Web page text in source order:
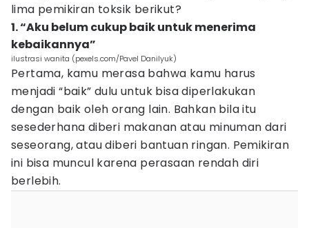
lima pemikiran toksik berikut?
1. “Aku belum cukup baik untuk menerima
kebaikannya”
ilustrasi wanita (pexels.com/Pavel Danilyuk)
Pertama, kamu merasa bahwa kamu harus
menjadi “baik” dulu untuk bisa diperlakukan
dengan baik oleh orang lain. Bahkan bila itu
sesederhana diberi makanan atau minuman dari
seseorang, atau diberi bantuan ringan. Pemikiran
ini bisa muncul karena perasaan rendah diri
berlebih.